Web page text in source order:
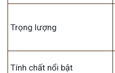
Trọng lượng
Tính chất nổi bật